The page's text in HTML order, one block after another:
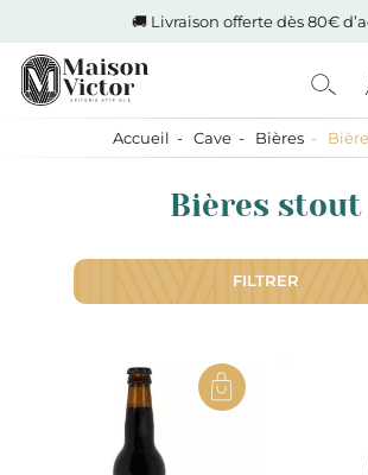
🚚 Livraison offerte dès 80€
Accueil Cave Bières
Bières stout
FILTRER